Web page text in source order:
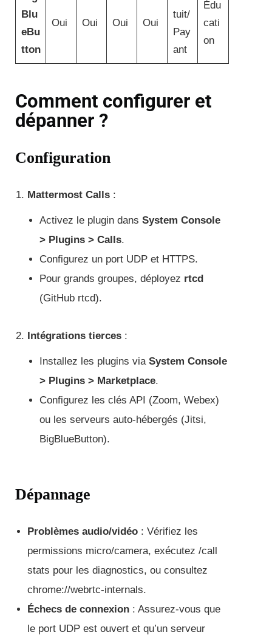
Blu
eBu
tton
Oui Oui Oui Oui
tuit/
Pay
ant
Édu
cati
on
Comment configurer et
dépanner ?
Configuration
Mattermost Calls :
Activez le plugin dans System Console
> Plugins > Calls.
Configurez un port UDP et HTTPS.
Pour grands groupes, déployez rtcd
(GitHub rtcd).
Intégrations tierces :
Installez les plugins via System Console
> Plugins > Marketplace.
Configurez les clés API (Zoom, Webex)
ou les serveurs auto-hébergés (Jitsi,
BigBlueButton).
Dépannage
Problèmes audio/vidéo : Vérifiez les
permissions micro/camera, exécutez /call
stats pour les diagnostics, ou consultez
chrome://webrtc-internals.
Échecs de connexion : Assurez-vous que
le port UDP est ouvert et qu’un serveur